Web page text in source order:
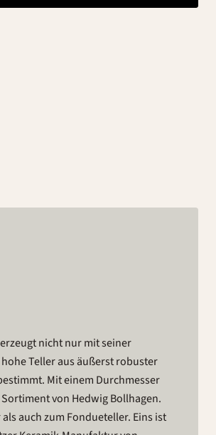
nicht nur mit seiner
Teller aus äußerst robuster
Mit einem Durchmesser
von Hedwig Bollhagen.
auch zum Fondueteller. Eins ist